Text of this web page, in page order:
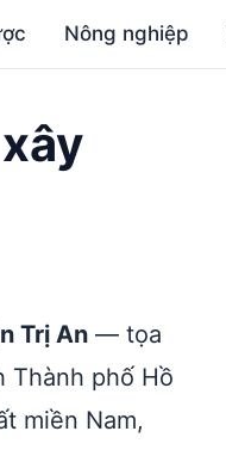
Nông nghiệp
Trị An — tọa
Thành phố Hồ
miền Nam,